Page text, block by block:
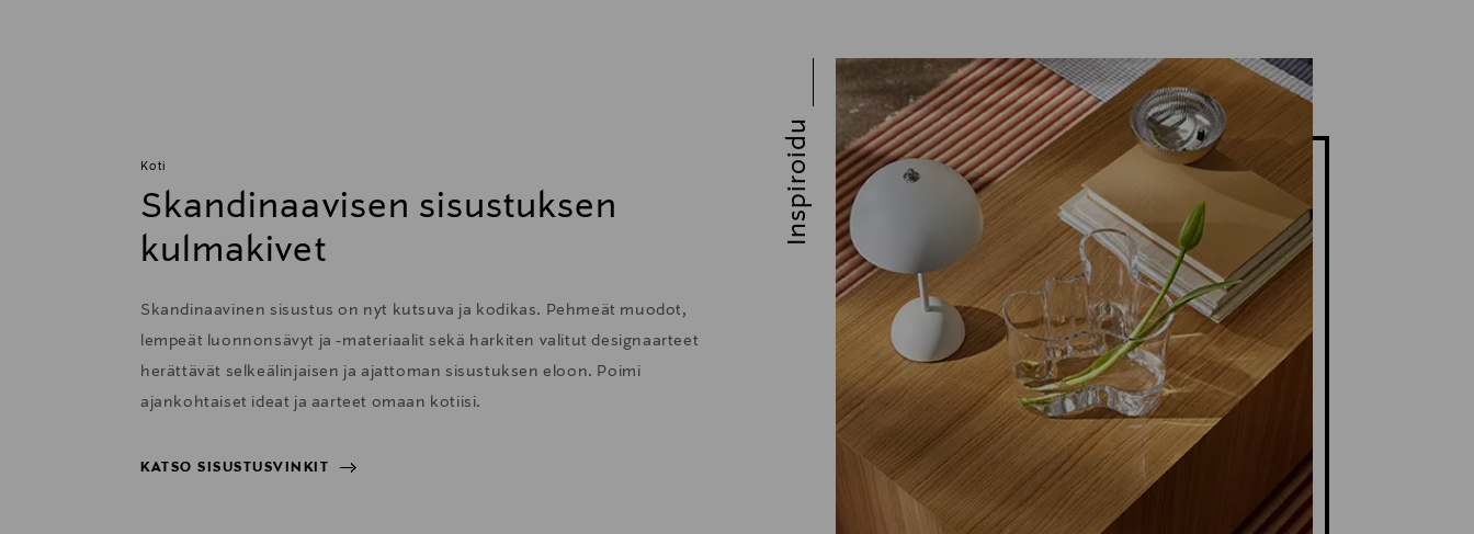
Koti
Skandinaavisen sisustuksen
kulmakivet
Skandinaavinen sisustus on nyt kutsuva ja kodikas. Pehmeät muodot,
lempeät luonnonsävyt ja -materiaalit sekä harkiten valitut designaarteet
herättävät selkeälinjaisen ja ajattoman sisustuksen eloon. Poimi
ajankohtaiset ideat ja aarteet omaan kotiisi.
KATSO SISUSTUSVINKIT
Inspiroidu